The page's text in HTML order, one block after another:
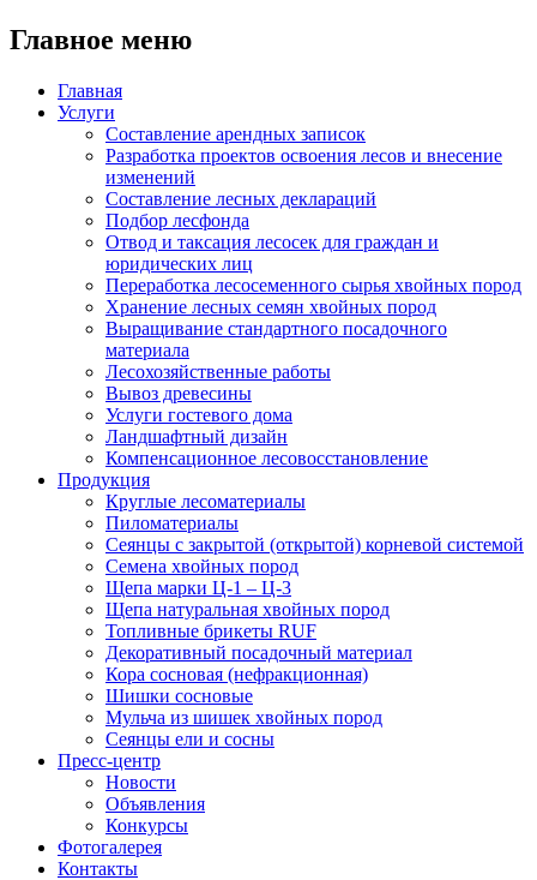
Главное меню
Главная
Услуги
Составление арендных записок
Разработка проектов освоения лесов и внесение
изменений
Составление лесных деклараций
Подбор лесфонда
Отвод и таксация лесосек для граждан и
юридических лиц
Переработка лесосеменного сырья хвойных пород
Хранение лесных семян хвойных пород
Выращивание стандартного посадочного
материала
Лесохозяйственные работы
Вывоз древесины
Услуги гостевого дома
Ландшафтный дизайн
Компенсационное лесовосстановление
Продукция
Круглые лесоматериалы
Пиломатериалы
Сеянцы с закрытой (открытой) корневой системой
Семена хвойных пород
Щепа марки Ц-1 – Ц-3
Щепа натуральная хвойных пород
Топливные брикеты RUF
Декоративный посадочный материал
Кора сосновая (нефракционная)
Шишки сосновые
Мульча из шишек хвойных пород
Сеянцы ели и сосны
Пресс-центр
Новости
Объявления
Конкурсы
Фотогалерея
Контакты